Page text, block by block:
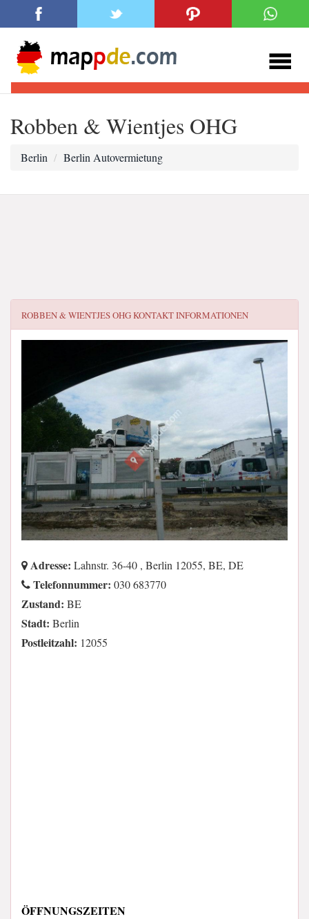
Robben & Wientjes OHG
Berlin Berlin Autovermietung
ROBBEN & WIENTJES OHGKONTAKT INFORMATIONEN
Adresse: Lahnstr. 36-40 , Berlin 12055, BE, DE
Telefonnummer: 030 683770
Zustand: BE
Stadt: Berlin
Postleitzahl: 12055
ÖFFNUNGSZEITEN